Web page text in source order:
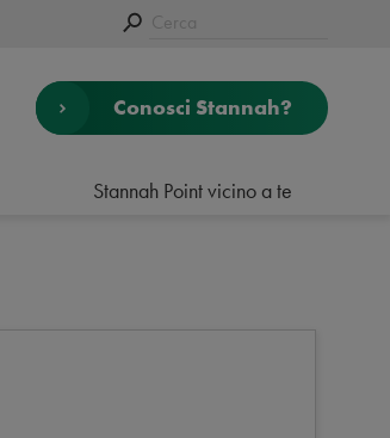
Conosci Stannah?
Stannah Point vicino a te